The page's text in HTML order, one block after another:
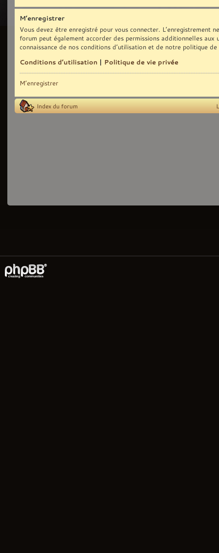
M’enregistrer
Vous devez être enregistré pour vous connecter. L’enregistrement
forum peut également accorder des permissions additionnelles
connaissance de nos conditions d’utilisation et de notre politique
Conditions d’utilisation | Politique de vie privée
M’enregistrer
Index du forum